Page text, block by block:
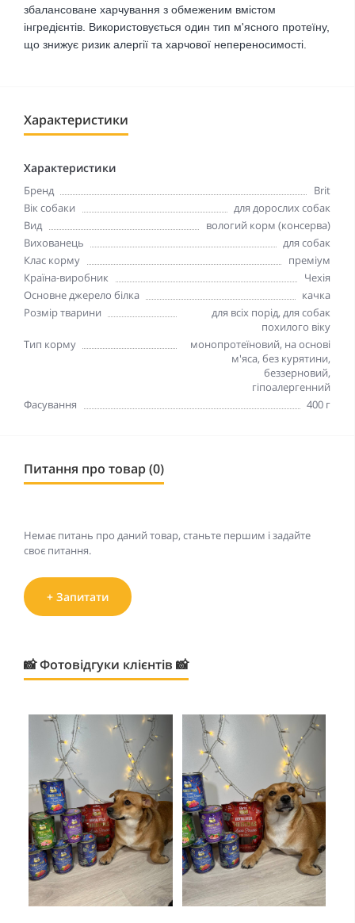
збалансоване харчування з обмеженим вмістом
інгредієнтів. Використовується один тип м'ясного протеїну,
що знижує ризик алергії та харчової непереносимості.
Характеристики
Характеристики
Бренд
Brit
Вік собаки
для дорослих собак
Вид
вологий корм (консерва)
Вихованець
для собак
Клас корму
преміум
Країна-виробник
Чехія
Основне джерело білка
качка
Розмір тварини
для всіх порід, для собак
похилого віку
Тип корму
монопротеїновий, на основі
м'яса, без курятини,
беззерновий,
гіпоалергенний
Фасування
400 г
Питання про товар (0)
Немає питань про даний товар, станьте першим і задайте
своє питання.
+ Запитати
📸 Фотовідгуки клієнтів 📸